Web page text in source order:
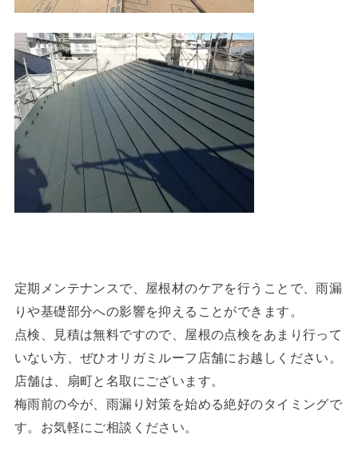
定期メンテナンスで、屋根材のケアを行うことで、雨漏
りや基礎部分への影響を抑えることができます。
点検、見積は無料ですので、屋根の点検をあまり行って
いない方、ぜひオリガミルーフ店舗にお越しください。
店舗は、扇町と名取にございます。
梅雨前の今が、雨漏り対策を始める絶好のタイミングで
す。お気軽にご相談ください。